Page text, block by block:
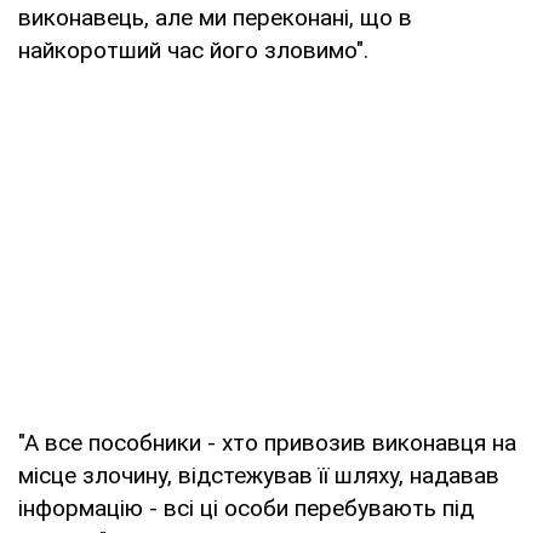
виконавець, але ми переконані, що в
найкоротший час його зловимо".
"А все пособники - хто привозив виконавця на
місце злочину, відстежував її шляху, надавав
інформацію - всі ці особи перебувають під